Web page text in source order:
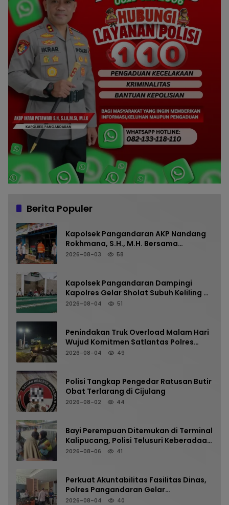
Berita Populer
Kapolsek Pangandaran AKP Nandang
Rokhmana, S.H., M.H. Bersama
Anggota Cek TKP Kebakaran Ruko
2026-08-03 58
Kapolsek Pangandaran Dampingi
Kapolres Gelar Sholat Subuh Keliling di
Masjid Jami Al-Furqon, Pererat
2026-08-04 51
Penindakan Truk Overload Malam Hari
Wujud Komitmen Satlantas Polres
Pangandaran Menjaga Keselamatan
2026-08-04 49
Polisi Tangkap Pengedar Ratusan Butir
Obat Terlarang di Cijulang
2026-08-02 44
Bayi Perempuan Ditemukan di Terminal
Kalipucang, Polisi Telusuri Keberadaan
Orang Tua
2026-08-06 41
Perkuat Akuntabilitas Fasilitas Dinas,
Polres Pangandaran Gelar
Pemeriksaan Senpi Berkala
2026-08-04 40